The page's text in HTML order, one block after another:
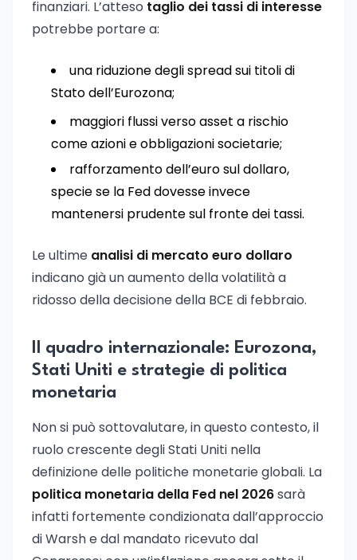
finanziari. L’atteso taglio dei tassi di interesse
potrebbe portare a:
una riduzione degli spread sui titoli di
Stato dell’Eurozona;
maggiori flussi verso asset a rischio
come azioni e obbligazioni societarie;
rafforzamento dell’euro sul dollaro,
specie se la Fed dovesse invece
mantenersi prudente sul fronte dei tassi.
Le ultime analisi di mercato euro dollaro
indicano già un aumento della volatilità a
ridosso della decisione della BCE di febbraio.
Il quadro internazionale: Eurozona,
Stati Uniti e strategie di politica
monetaria
Non si può sottovalutare, in questo contesto, il
ruolo crescente degli Stati Uniti nella
definizione delle politiche monetarie globali. La
politica monetaria della Fed nel 2026sarà
infatti fortemente condizionata dall’approccio
di Warsh e dal mandato ricevuto dal